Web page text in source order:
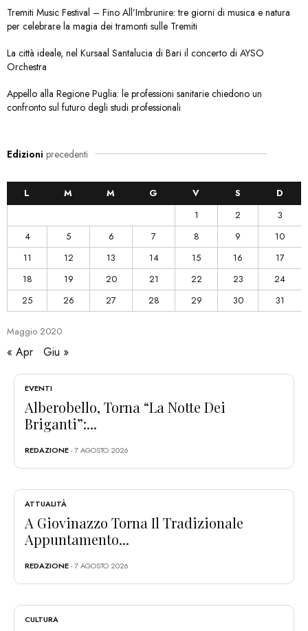
Tremiti Music Festival – Fino All’Imbrunire: tre giorni di musica e natura
per celebrare la magia dei tramonti sulle Tremiti
La città ideale, nel Kursaal Santalucia di Bari il concerto di AYSO
Orchestra
Appello alla Regione Puglia: le professioni sanitarie chiedono un
confronto sul futuro degli studi professionali
Edizioni precedenti
Maggio 2020
L M M G V S
D
1
2
3
4
5 6 7 8 9
10
11
12 13 14 15 16
17
18
19 20 21 22 23
24
25
26 27 28 29 30 31
« Apr Giu »
EVENTI
Alberobello, Torna “La Notte Dei
Briganti”:...
REDAZIONE- 7 AGOSTO 2026
ATTUALITÀ
A Giovinazzo Torna Il Tradizionale
Appuntamento...
REDAZIONE- 7 AGOSTO 2026
CULTURA